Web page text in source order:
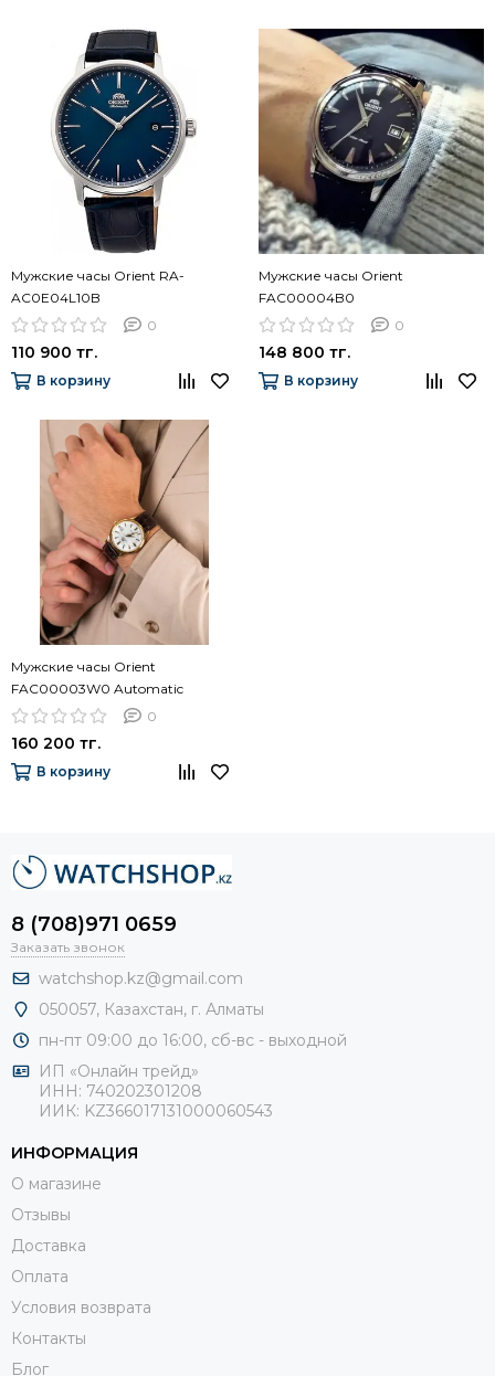
Мужские часы Orient RA-
AC0E04L10B
0
110 900 тг.
В корзину
Мужские часы Orient
FAC00004B0
0
148 800 тг.
В корзину
Мужские часы Orient
FAC00003W0 Automatic
0
160 200 тг.
В корзину
8 (708)971 0659
Заказать звонок
watchshop.kz@gmail.com
050057, Казахстан, г. Алматы
пн-пт 09:00 до 16:00, сб-вс - выходной
ИП «Онлайн трейд»
ИНН: 740202301208
ИИК: KZ366017131000060543
ИНФОРМАЦИЯ
О магазине
Отзывы
Доставка
Оплата
Условия возврата
Контакты
Блог